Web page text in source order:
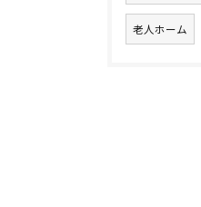
老人ホーム